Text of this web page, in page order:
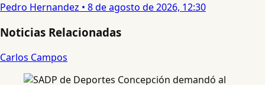
Pedro Hernandez • 8 de agosto de 2026, 12:30
Noticias Relacionadas
Carlos Campos